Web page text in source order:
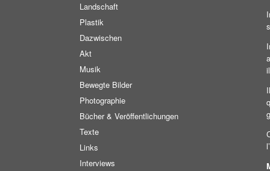
Landschaft
Plastik
Dazwischen
Akt
Musik
Bewegte Bilder
Photographie
Bücher & Veröffentlichungen
Texte
Links
Interviews